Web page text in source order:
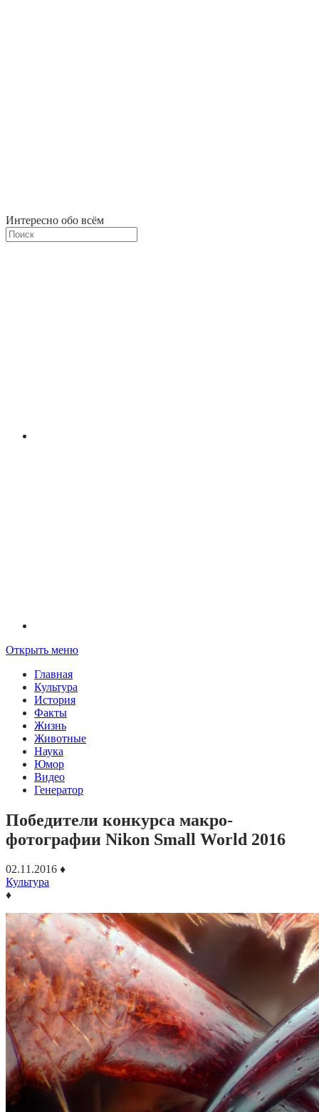
Интересно обо всём
Открыть меню
Главная
Культура
История
Факты
Жизнь
Животные
Наука
Юмор
Видео
Генератор
Победители конкурса макро-
фотографии Nikon Small World 2016
02.11.2016 ♦
Культура
♦